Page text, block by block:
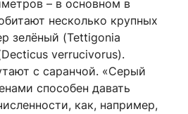
– в основном в
несколько крупных
зелёный (Tettigonia
verrucivorus).
с саранчой. «Серый
способен давать
как, например,